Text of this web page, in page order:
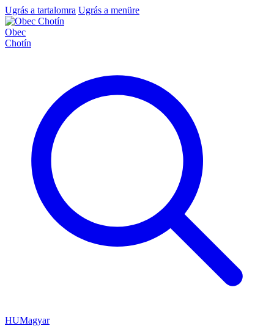
Ugrás a tartalomra Ugrás a menüre
Obec
Chotín
HUMagyar